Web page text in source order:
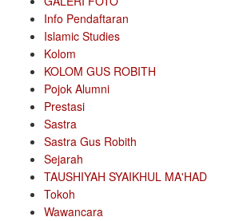
Info Pendaftaran
Islamic Studies
Kolom
KOLOM GUS ROBITH
Pojok Alumni
Prestasi
Sastra
Sastra Gus Robith
Sejarah
TAUSHIYAH SYAIKHUL MA'HAD
Tokoh
Wawancara